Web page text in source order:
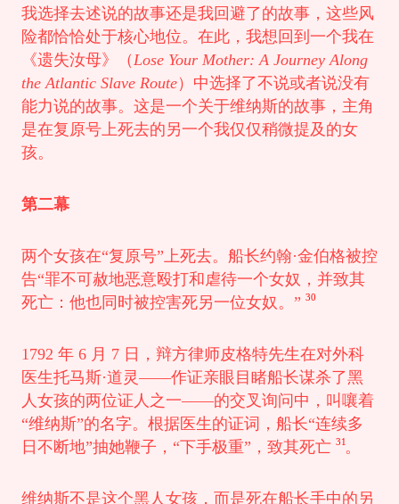
我选择去述说的故事还是我回避了的故事，这些风
险都恰恰处于核心地位。在此，我想回到一个我在
《遗失汝母》（Lose Your Mother: A Journey Along
the Atlantic Slave Route）中选择了不说或者说没有
能力说的故事。这是一个关于维纳斯的故事，主角
是在复原号上死去的另一个我仅仅稍微提及的女
孩。
第二幕
两个女孩在“复原号”上死去。船长约翰·金伯格被控
告“罪不可赦地恶意殴打和虐待一个女奴，并致其
死亡：他也同时被控害死另一位女奴。” 30
1792 年 6 月 7 日，辩方律师皮格特先生在对外科
医生托马斯·道灵——作证亲眼目睹船长谋杀了黑
人女孩的两位证人之一——的交叉询问中，叫嚷着
“维纳斯”的名字。根据医生的证词，船长“连续多
日不断地”抽她鞭子，“下手极重”，致其死亡 31。
维纳斯不是这个黑人女孩，而是死在船长手中的另